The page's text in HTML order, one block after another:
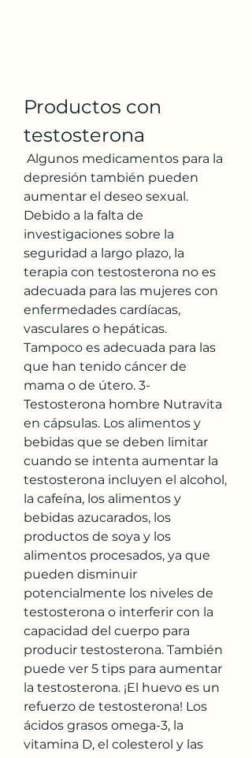
Productos con
testosterona
depresión también pueden
aumentar el deseo sexual.
Debido a la falta de
investigaciones sobre la
seguridad a largo plazo, la
terapia con testosterona no es
adecuada para las mujeres con
enfermedades cardíacas,
vasculares o hepáticas.
Tampoco es adecuada para las
que han tenido cáncer de
mama o de útero. 3-
Testosterona hombre Nutravita
en cápsulas. Los alimentos y
bebidas que se deben limitar
cuando se intenta aumentar la
testosterona incluyen el alcohol,
la cafeína, los alimentos y
bebidas azucarados, los
productos de soya y los
alimentos procesados, ya que
pueden disminuir
potencialmente los niveles de
testosterona o interferir con la
capacidad del cuerpo para
producir testosterona. También
puede ver 5 tips para aumentar
la testosterona. ¡El huevo es un
refuerzo de testosterona! Los
ácidos grasos omega-3, la
vitamina D, el colesterol y las